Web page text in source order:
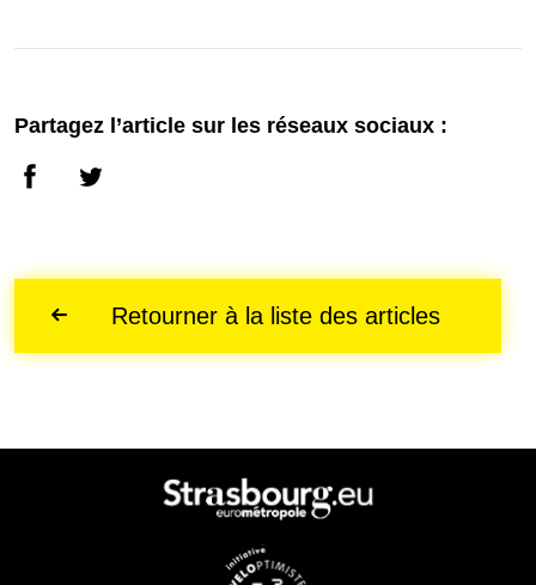
Partagez l’article sur les réseaux sociaux :
Retourner à la liste des articles